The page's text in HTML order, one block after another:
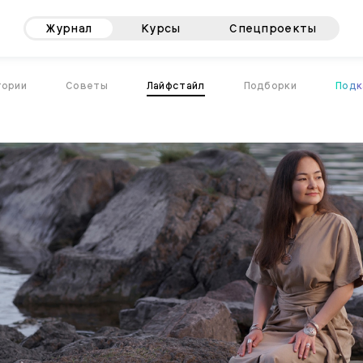
Журнал Курсы Спецпроекты
Советы Лайфстайл Подборки